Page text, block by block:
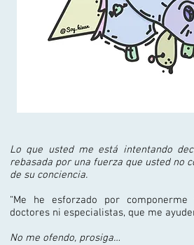
Lo que usted me está intentando
rebasada por una fuerza que usted no
de su conciencia.
“Me he esforzado por
doctores ni especialistas, que me
No me ofendo, prosiga…